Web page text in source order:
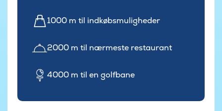
1000 m til indkøbsmuligheder
2000 m til nærmeste restaurant
4000 m til en golfbane